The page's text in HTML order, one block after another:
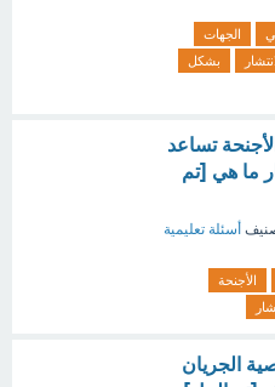
الجهات
بشكل
تساعد
ما هي [تم
أسئلة تعليمية
الأجنحة
الجريان